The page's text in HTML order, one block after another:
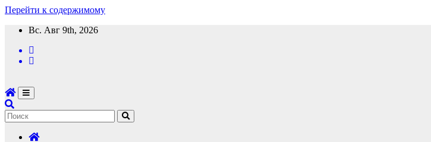
Перейти к содержимому
Вс. Авг 9th, 2026